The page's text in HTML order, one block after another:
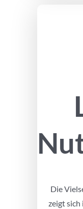
Die
zeigt sich